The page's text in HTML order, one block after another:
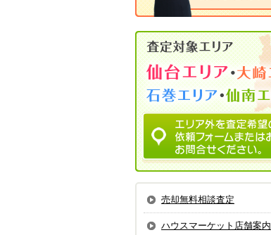
売却無料相談査定
ハウスマーケット店舗案内